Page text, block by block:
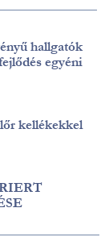
hallgatók
egyéni
kellékekkel